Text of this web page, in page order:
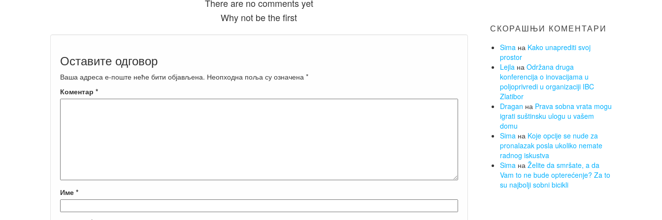
There are no comments yet
Why not be the first
Оставите одговор
Ваша адреса е-поште неће бити објављена. Неопходна поља су означена *
Коментар *
Име *
СКОРАШЊИ КОМЕНТАРИ
Simaна Kako unaprediti svoj
prostor
Lejlaна Održana druga
konferencija o inovacijama u
poljoprivredi u organizaciji IBC
Zlatibor
Dragan на Prava sobna vrata mogu
igrati suštinsku ulogu u vašem
domu
Simaна Koje opcije se nude za
pronalazak posla ukoliko nemate
radnog iskustva
Simaна Želite da smršate, a da
Vam to ne bude opterećenje? Za to
su najbolji sobni bicikli